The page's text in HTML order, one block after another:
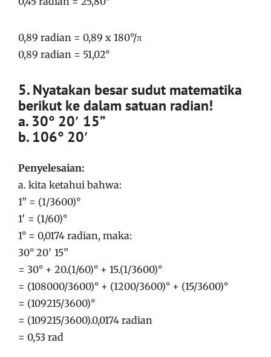
0,89 radian = 0,89 x 180°/π
0,89 radian = 51,02°
5. Nyatakan besar sudut matematika
berikut ke dalam satuan radian!
a. 30° 20′ 15”
b. 106° 20′
Penyelesaian:
a. kita ketahui bahwa:
1” = (1/3600)°
1′ = (1/60)°
1° = 0,0174 radian, maka:
30° 20′ 15”
= 30° + 20.(1/60)° + 15.(1/3600)°
= (108000/3600)° + (1200/3600)° + (15/3600)°
= (109215/3600)°
= (109215/3600).0,0174 radian
= 0,53 rad